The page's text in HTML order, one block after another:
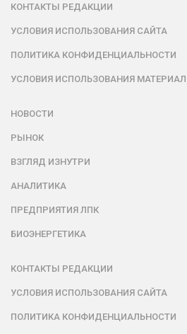
КОНТАКТЫ РЕДАКЦИИ
УСЛОВИЯ ИСПОЛЬЗОВАНИЯ САЙТА
ПОЛИТИКА КОНФИДЕНЦИАЛЬНОСТИ
УСЛОВИЯ ИСПОЛЬЗОВАНИЯ
НОВОСТИ
РЫНОК
ВЗГЛЯД ИЗНУТРИ
АНАЛИТИКА
ПРЕДПРИЯТИЯ ЛПК
БИОЭНЕРГЕТИКА
КОНТАКТЫ РЕДАКЦИИ
УСЛОВИЯ ИСПОЛЬЗОВАНИЯ САЙТА
ПОЛИТИКА КОНФИДЕНЦИАЛЬНОСТИ